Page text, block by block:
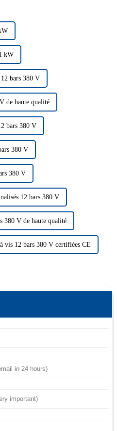
kW
bars 380 V
de haute qualité
bars 380 V
380 V
380 V
12 bars 380 V
380 V de haute qualité
vis 12 bars 380 V certifiées CE